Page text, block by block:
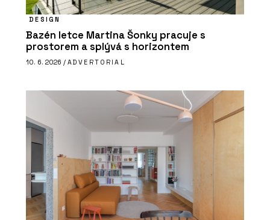
DESIGN
Bazén letce Martina Šonky pracuje s
prostorem a splývá s horizontem
10. 6. 2026 / ADVERTORIAL